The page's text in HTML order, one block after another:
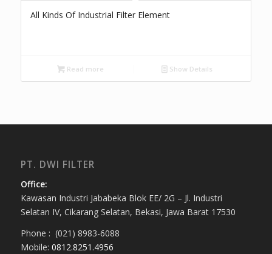
All Kinds Of Industrial Filter Element
Read more Show Details
PT. DWI FILTER
Office:
Kawasan Industri Jababeka Blok EE/ 2G – Jl. Industri
Selatan IV, Cikarang Selatan, Bekasi, Jawa Barat 17530
Phone : (021) 8983-6088
Mobile: 0812.8251.4956